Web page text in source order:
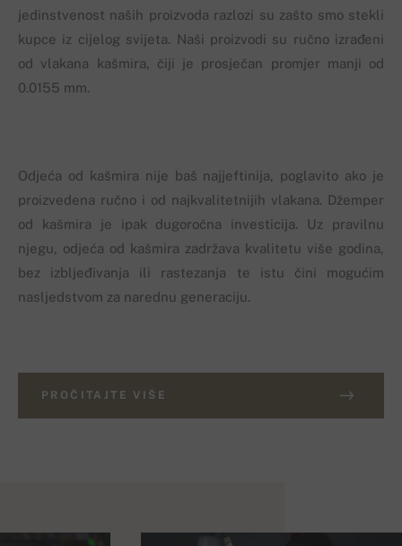
jedinstvenost naših proizvoda razlozi su zašto smo stekli
kupce iz cijelog svijeta. Naši proizvodi su ručno izrađeni
od vlakana kašmira, čiji je prosječan promjer manji od
0.0155 mm.
Odjeća od kašmira nije baš najjeftinija, poglavito ako je
proizvedena ručno i od najkvalitetnijih vlakana. Džemper
od kašmira je ipak dugoročna investicija. Uz pravilnu
njegu, odjeća od kašmira zadržava kvalitetu više godina,
bez izbljeđivanja ili rastezanja te istu čini mogućim
nasljedstvom za narednu generaciju.
PROČITAJTE VIŠE